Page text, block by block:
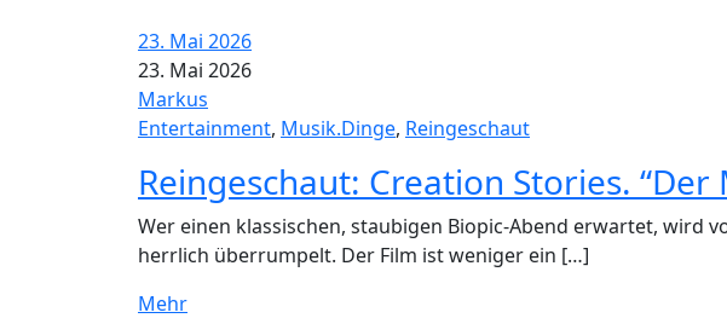
23. Mai 2026
23. Mai 2026
Markus
Entertainment, Musik.Dinge, Reingeschaut
Reingeschaut: Creation Stories.
Wer einen klassischen, staubigen Biopic-Abend erwartet, wird
herrlich überrumpelt. Der Film ist weniger ein […]
Mehr